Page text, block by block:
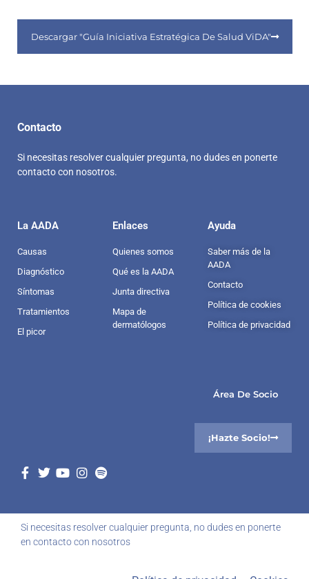
Descargar "Guía Iniciativa Estratégica De Salud ViDA"
Contacto
Si necesitas resolver cualquier pregunta, no dudes en ponerte
contacto con nosotros.
La AADA
Causas
Diagnóstico
Síntomas
Tratamientos
El picor
Enlaces
Quienes somos
Qué es la AADA
Junta directiva
Mapa de
dermatólogos
Ayuda
Saber más de la
AADA
Contacto
Política de cookies
Política de privacidad
Área De Socio
¡Hazte Socio!
Si necesitas resolver cualquier pregunta, no dudes en ponerte
en contacto con nosotros